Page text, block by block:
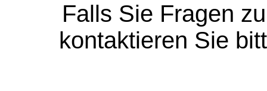
Falls Sie Fragen
kontaktieren Sie